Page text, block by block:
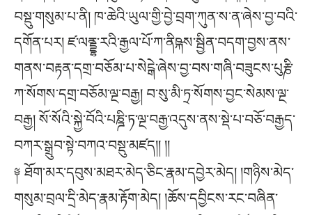
བསྡུ་གསུམ་པ་ནི། ཁ་ཆེའི་ཡུལ་གྱི་བྱེ་བྲག་ཀུན་ས་ན་ཞེས་བྱ་བའི་
དགོན་པར། ཛ་ལནྡྷ་རའི་རྒྱལ་པོ་ཀ་ནིཥྐས་སྦྱིན་བདག་བྱས་ནས་
གནས་བརྟན་དགྲ་བཅོམ་པ་སེངྒེ་ཞེས་བྱ་བས་གཞི་བཟུངས་པུརྞི་
ཀ་སོགས་དགྲ་བཅོམ་ལྔ་བརྒྱ། བ་སུ་མི་ཏྲ་སོགས་བྱང་སེམས་ལྔ་
བརྒྱ། སོ་སོའི་སྐྱེ་བོའི་པཎྜི་ཏ་ལྔ་བརྒྱ་འདུས་ནས་སྡེ་པ་བཅོ་བརྒྱད་
བཀར་སྒྲུབ་སྟེ་བཀའ་བསྡུ་མཛད།། །།
༈ ཐོག་མར་དབུས་མཐར་མེད་ཅིང་རྣམ་དབྱེར་མེད། །གཉིས་མེད་
གསུམ་བྲལ་དྲི་མེད་རྣམ་རྟོག་མེད། །ཆོས་དབྱིངས་རང་བཞིན་